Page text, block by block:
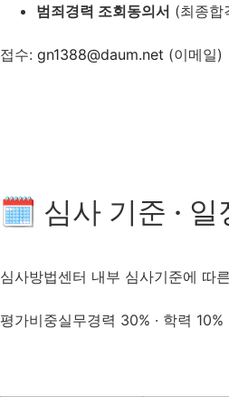
범죄경력 조회동의서 (최종합
접수: gn1388@daum.net (이메일)
🗓 심사 기준 · 일
심사방법센터 내부 심사기준에 따른
평가비중실무경력 30% · 학력 10%